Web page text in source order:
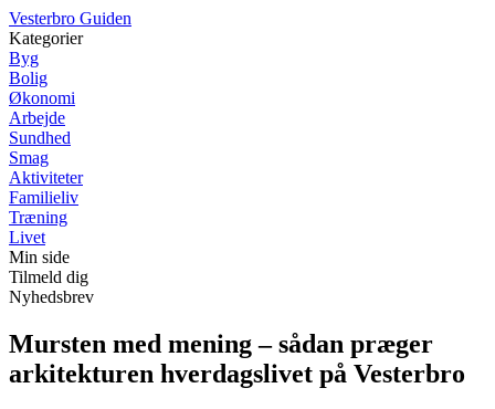
Vesterbro Guiden
Kategorier
Byg
Bolig
Økonomi
Arbejde
Sundhed
Smag
Aktiviteter
Familieliv
Træning
Livet
Min side
Tilmeld dig
Nyhedsbrev
Mursten med mening – sådan præger
arkitekturen hverdagslivet på Vesterbro